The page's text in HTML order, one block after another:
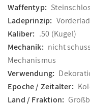
Waffentyp:
Ladeprinzip:
Kaliber: .50 (Kugel)
Mechanik: nicht
Mechanismus
Verwendung:
Epoche / Zeitalter:
Land / Fraktion: